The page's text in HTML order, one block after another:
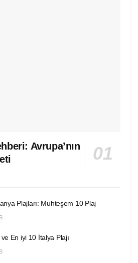
Avrupa’nın
Plajları: Muhteşem 10 Plaj
En iyi 10 İtalya Plajı